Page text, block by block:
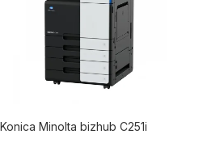
Konica Minolta bizhub C251i